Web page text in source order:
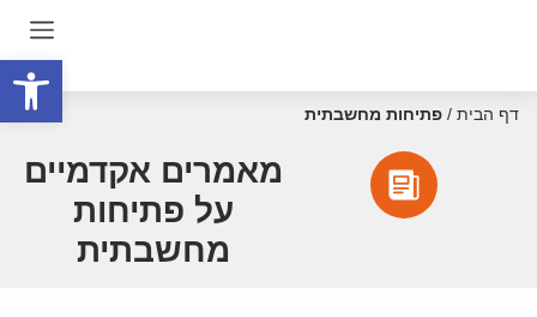
דף הבית / פתיחות מחשבתית
מאמרים אקדמיים
על פתיחות
מחשבתית
פתח